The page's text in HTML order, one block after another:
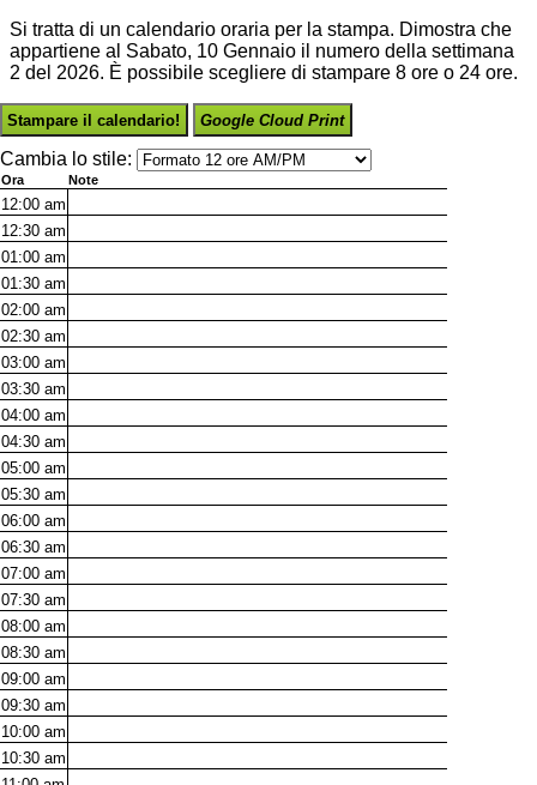
Si tratta di un calendario oraria per la stampa. Dimostra che
appartiene al Sabato, 10 Gennaio il numero della settimana
2 del 2026. È possibile scegliere di stampare 8 ore o 24 ore.
Stampare il calendario! Google Cloud Print
Cambia lo stile:
Ora Note
12:00 am
12:30 am
01:00 am
01:30 am
02:00 am
02:30 am
03:00 am
03:30 am
04:00 am
04:30 am
05:00 am
05:30 am
06:00 am
06:30 am
07:00 am
07:30 am
08:00 am
08:30 am
09:00 am
09:30 am
10:00 am
10:30 am